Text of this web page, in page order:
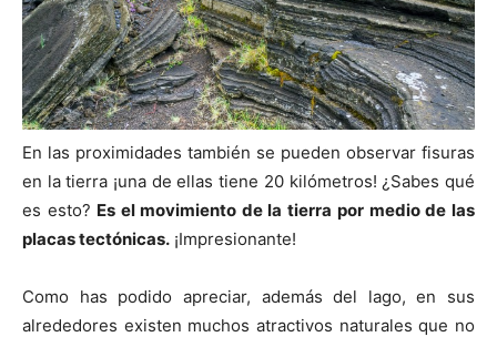
En las proximidades también se pueden observar fisuras
en la tierra ¡una de ellas tiene 20 kilómetros! ¿Sabes qué
es esto? Es el movimiento de la tierra por medio de las
placas tectónicas. ¡Impresionante!
Como has podido apreciar, además del lago, en sus
alrededores existen muchos atractivos naturales que no